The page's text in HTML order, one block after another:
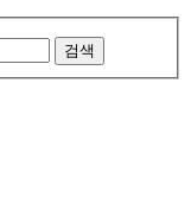
검색